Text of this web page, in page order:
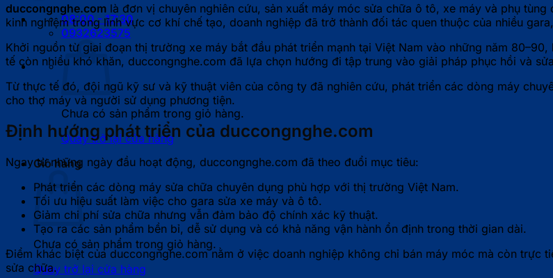
08:00 - 17:30
0932623575
Chưa có sản phẩm trong giỏ hàng.
Quay trở lại cửa hàng
Giỏ hàng
Chưa có sản phẩm trong giỏ hàng.
Quay trở lại cửa hàng
duccongnghe.com là đơn vị chuyên nghiên cứu, sản xuất máy móc sửa chữa ô tô, xe máy và phụ
kinh nghiệm trong lĩnh vực cơ khí chế tạo, doanh nghiệp đã trở thành đối tác quen thuộc của nhiều
Khởi nguồn từ giai đoạn thị trường xe máy bắt đầu phát triển mạnh tại Việt Nam vào những năm
tế còn nhiều khó khăn, duccongnghe.com đã lựa chọn hướng đi tập trung vào giải pháp phục hồi và
Từ thực tế đó, đội ngũ kỹ sư và kỹ thuật viên của công ty đã nghiên cứu, phát triển các dòng máy
cho thợ máy và người sử dụng phương tiện.
Định hướng phát triển của duccongnghe.com
Ngay từ những ngày đầu hoạt động, duccongnghe.com đã theo đuổi mục tiêu:
Phát triển các dòng máy sửa chữa chuyên dụng phù hợp với thị trường Việt Nam.
Tối ưu hiệu suất làm việc cho gara sửa xe máy và ô tô.
Giảm chi phí sửa chữa nhưng vẫn đảm bảo độ chính xác kỹ thuật.
Tạo ra các sản phẩm bền bỉ, dễ sử dụng và có khả năng vận hành ổn định trong thời gian dài.
Điểm khác biệt của duccongnghe.com nằm ở việc doanh nghiệp không chỉ bán máy móc mà còn trực
sửa chữa.